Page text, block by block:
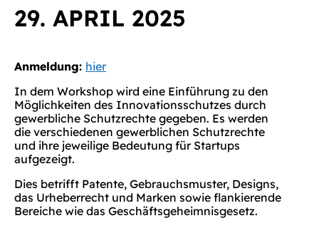
29. APRIL 2025
Anmeldung: hier
In dem Workshop wird eine Einführung zu den
Möglichkeiten des Innovationsschutzes durch
gewerbliche Schutzrechte gegeben. Es werden
die verschiedenen gewerblichen Schutzrechte
und ihre jeweilige Bedeutung für Startups
aufgezeigt.
Dies betrifft Patente, Gebrauchsmuster, Designs,
das Urheberrecht und Marken sowie flankierende
Bereiche wie das Geschäftsgeheimnisgesetz.